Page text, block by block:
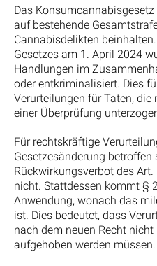
Das
auf bestehende
Cannabisdelikten
Gesetzes am 1. April 2024
Handlungen im
oder entkriminalisiert. Dies
Verurteilungen für Taten,
einer Überprüfung
Für rechtskräftige
Gesetzesänderung betroffen
Rückwirkungsverbot des
nicht. Stattdessen kommt §
Anwendung, wonach das
ist. Dies bedeutet, dass
nach dem neuen Recht
aufgehoben werden müssen.